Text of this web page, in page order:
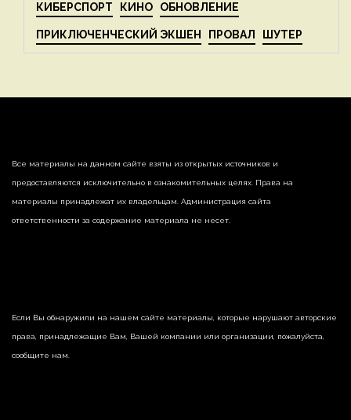
КИБЕРСПОРТ КИНО ОБНОВЛЕНИЕ
ПРИКЛЮЧЕНЧЕСКИЙ ЭКШЕН ПРОВАЛ ШУТЕР
Все материалы на данном сайте взяты из открытых источников и
предоставляются исключительно в ознакомительных целях. Права на
материалы принадлежат их владельцам. Администрация сайта
ответственности за содержание материала не несет.
Если Вы обнаружили на нашем сайте материалы, которые нарушают авторские
права, принадлежащие Вам, Вашей компании или организации, пожалуйста,
сообщите нам.